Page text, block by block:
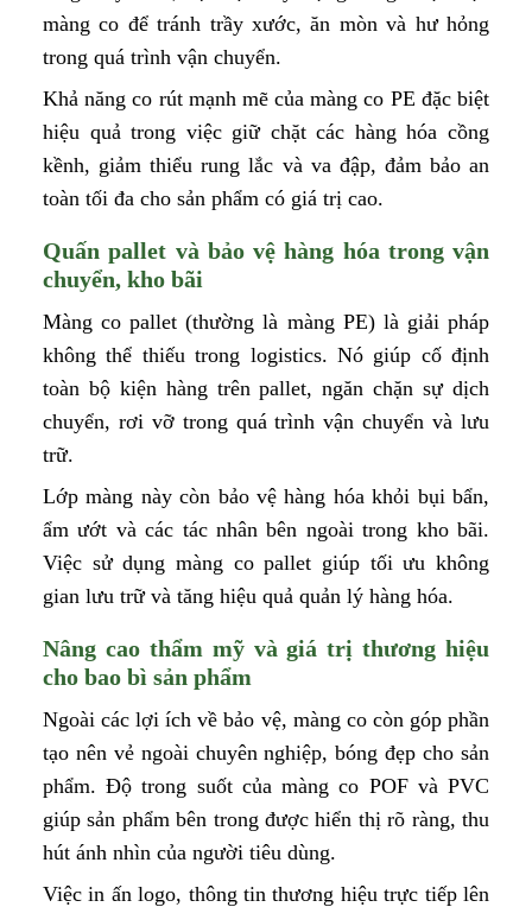
màng co để tránh trầy xước, ăn mòn và hư hỏng
trong quá trình vận chuyển.
Khả năng co rút mạnh mẽ của màng co PE đặc biệt
hiệu quả trong việc giữ chặt các hàng hóa cồng
kềnh, giảm thiểu rung lắc và va đập, đảm bảo an
toàn tối đa cho sản phẩm có giá trị cao.
Quấn pallet và bảo vệ hàng hóa trong vận
chuyển, kho bãi
Màng co pallet (thường là màng PE) là giải pháp
không thể thiếu trong logistics. Nó giúp cố định
toàn bộ kiện hàng trên pallet, ngăn chặn sự dịch
chuyển, rơi vỡ trong quá trình vận chuyển và lưu
trữ.
Lớp màng này còn bảo vệ hàng hóa khỏi bụi bẩn,
ẩm ướt và các tác nhân bên ngoài trong kho bãi.
Việc sử dụng màng co pallet giúp tối ưu không
gian lưu trữ và tăng hiệu quả quản lý hàng hóa.
Nâng cao thẩm mỹ và giá trị thương hiệu
cho bao bì sản phẩm
Ngoài các lợi ích về bảo vệ, màng co còn góp phần
tạo nên vẻ ngoài chuyên nghiệp, bóng đẹp cho sản
phẩm. Độ trong suốt của màng co POF và PVC
giúp sản phẩm bên trong được hiển thị rõ ràng, thu
hút ánh nhìn của người tiêu dùng.
Việc in ấn logo, thông tin thương hiệu trực tiếp lên